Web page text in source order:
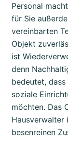
Personal
für Sie
vereinbarten
Objekt
ist
denn
bedeutet,
soziale
möchten. Das
Hausverwalter
besenreinen